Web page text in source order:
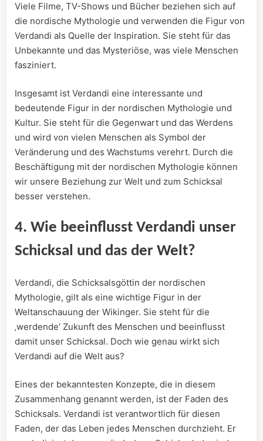
Viele Filme, TV-Shows und Bücher beziehen sich auf
die nordische Mythologie und verwenden die Figur von
Verdandi als Quelle der Inspiration. Sie steht für das
Unbekannte und das Mysteriöse, was viele Menschen
fasziniert.
Insgesamt ist Verdandi eine interessante und
bedeutende Figur in der nordischen Mythologie und
Kultur. Sie steht für die Gegenwart und das Werdens
und wird von vielen Menschen als Symbol der
Veränderung und des Wachstums verehrt. Durch die
Beschäftigung mit der nordischen Mythologie können
wir unsere Beziehung zur Welt und zum Schicksal
besser verstehen.
4. Wie beeinflusst Verdandi unser
Schicksal und das der Welt?
Verdandi, die Schicksalsgöttin der nordischen
Mythologie, gilt als eine wichtige Figur in der
Weltanschauung der Wikinger. Sie steht für die
‚werdende‘ Zukunft des Menschen und beeinflusst
damit unser Schicksal. Doch wie genau wirkt sich
Verdandi auf die Welt aus?
Eines der bekanntesten Konzepte, die in diesem
Zusammenhang genannt werden, ist der Faden des
Schicksals. Verdandi ist verantwortlich für diesen
Faden, der das Leben jedes Menschen durchzieht. Er